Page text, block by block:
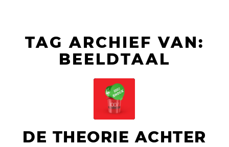
TAG ARCHIEF VAN:
BEELDTAAL
DE THEORIE ACHTER